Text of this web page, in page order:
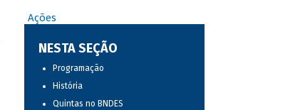
Ações
NESTA SEÇÃO
Programação
História
Quintas no BNDES